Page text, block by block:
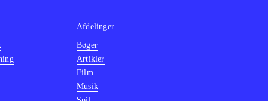
Afdelinger
Bøger
Artikler
Film
Musik